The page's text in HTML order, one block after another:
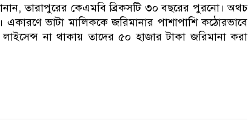
তারাপুরের কেএমবি ব্রিকসটি ৩০ বছরের পুরনো। অথচ
একারণে ভাটা মালিককে জরিমানার পাশাপাশি কঠোরভাবে
না থাকায় তাদের ৫০ হাজার টাকা জরিমানা করা